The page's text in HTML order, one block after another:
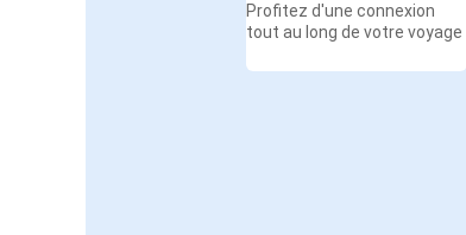
Profitez d'une connexion
tout au long de votre voyage